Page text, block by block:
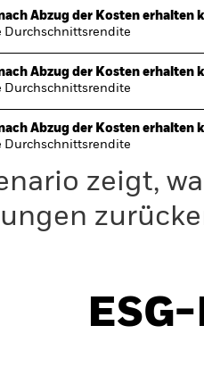
Abzug der Kosten erhalten
Durchschnittsrendite
Abzug der Kosten erhalten
Durchschnittsrendite
Abzug der Kosten erhalten
Durchschnittsrendite
zeigt,